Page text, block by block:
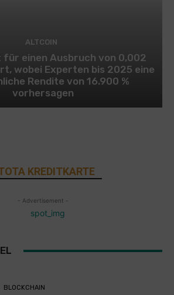
ALTCOIN
für einen Ausbruch von 0,002
wobei Experten bis 2025 eine
Rendite von 16.900 %
vorhersagen
KREDITKARTE
- Advertisement -
BLOCKCHAIN